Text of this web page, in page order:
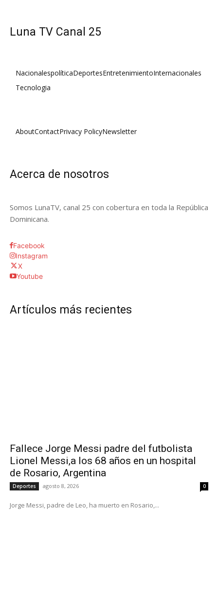
Luna TV Canal 25
NacionalespolíticaDeportesEntretenimientoInternacionales
Tecnologia
AboutContactPrivacy PolicyNewsletter
Acerca de nosotros
Somos LunaTV, canal 25 con cobertura en toda la República
Dominicana.
Facebook
Instagram
X
Youtube
Artículos más recientes
Fallece Jorge Messi padre del futbolista
Lionel Messi,a los 68 años en un hospital
de Rosario, Argentina
Deportes agosto 8, 2026 0
Jorge Messi, padre de Leo, ha muerto en Rosario,...